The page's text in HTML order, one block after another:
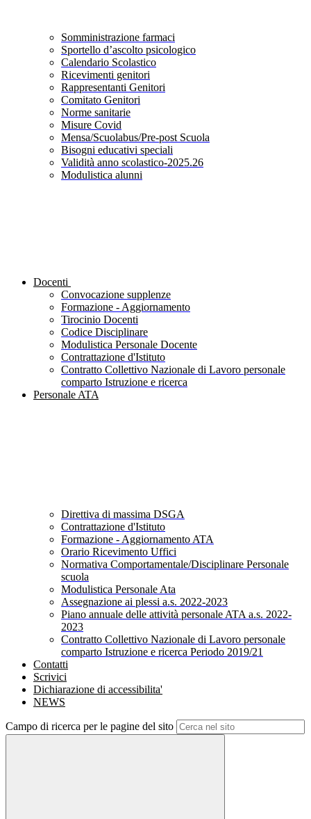
Somministrazione farmaci
Sportello d’ascolto psicologico
Calendario Scolastico
Ricevimenti genitori
Rappresentanti Genitori
Comitato Genitori
Norme sanitarie
Misure Covid
Mensa/Scuolabus/Pre-post Scuola
Bisogni educativi speciali
Validità anno scolastico-2025.26
Modulistica alunni
Docenti
Convocazione supplenze
Formazione - Aggiornamento
Tirocinio Docenti
Codice Disciplinare
Modulistica Personale Docente
Contrattazione d'Istituto
Contratto Collettivo Nazionale di Lavoro personale
comparto Istruzione e ricerca
Personale ATA
Direttiva di massima DSGA
Contrattazione d'Istituto
Formazione - Aggiornamento ATA
Orario Ricevimento Uffici
Normativa Comportamentale/Disciplinare Personale
scuola
Modulistica Personale Ata
Assegnazione ai plessi a.s. 2022-2023
Piano annuale delle attività personale ATA a.s. 2022-
2023
Contratto Collettivo Nazionale di Lavoro personale
comparto Istruzione e ricerca Periodo 2019/21
Contatti
Scrivici
Dichiarazione di accessibilita'
NEWS
Campo di ricerca per le pagine del sito